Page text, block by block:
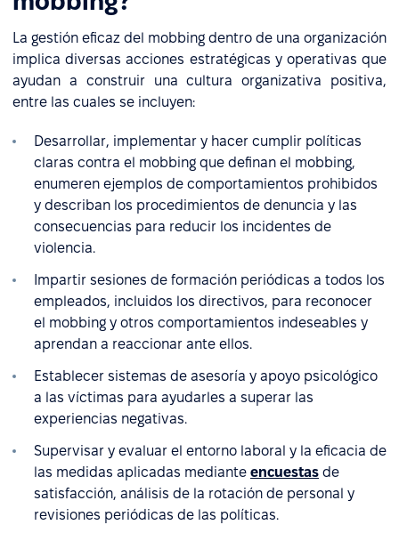
La gestión eficaz del mobbing dentro de una organización
implica diversas acciones estratégicas y operativas que
ayudan a construir una cultura organizativa positiva,
entre las cuales se incluyen:
Desarrollar, implementar y hacer cumplir políticas
claras contra el mobbing que definan el mobbing,
enumeren ejemplos de comportamientos prohibidos
y describan los procedimientos de denuncia y las
consecuencias para reducir los incidentes de
violencia.
Impartir sesiones de formación periódicas a todos los
empleados, incluidos los directivos, para reconocer
el mobbing y otros comportamientos indeseables y
aprendan a reaccionar ante ellos.
Establecer sistemas de asesoría y apoyo psicológico
a las víctimas para ayudarles a superar las
experiencias negativas.
Supervisar y evaluar el entorno laboral y la eficacia de
las medidas aplicadas mediante encuestas de
satisfacción, análisis de la rotación de personal y
revisiones periódicas de las políticas.